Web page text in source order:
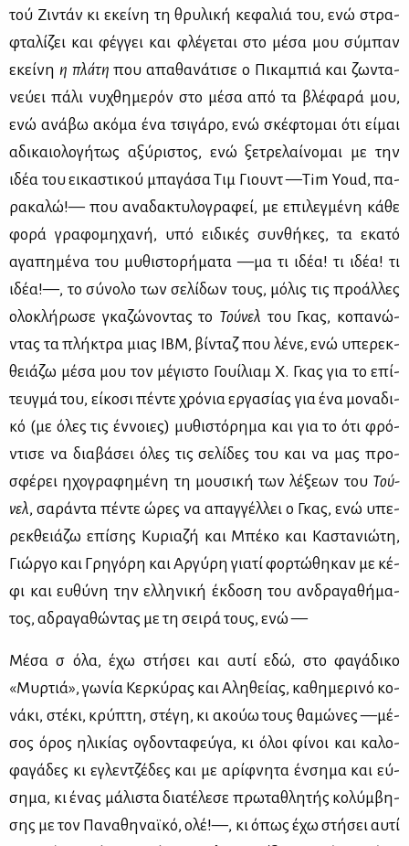
τού Ζι­ντάν κι εκεί­νη τη θρυ­λι­κή κε­φα­λιά του, ενώ στρα­
φτα­λί­ζει και φέγ­γει και φλέ­γε­ται στο μέ­σα μου σύ­μπαν
εκεί­νη η πλά­τη που απα­θα­νά­τι­σε ο Πι­κα­μπιά και ζω­ντα­
νεύ­ει πά­λι νυ­χθη­με­ρόν στο μέ­σα από τα βλέ­φα­ρά μου,
ενώ ανά­βω ακό­μα ένα τσι­γά­ρο, ενώ σκέ­φτο­μαι ότι εί­μαι
αδι­καιο­λο­γή­τως αξύ­ρι­στος, ενώ ξε­τρε­λαί­νο­μαι με την
ιδέα του ει­κα­στι­κού μπα­γά­σα Τιμ Γιουντ —Tim Youd, πα­
ρα­κα­λώ!— που ανα­δα­κτυ­λο­γρα­φεί, με επι­λεγ­μέ­νη κά­θε
φο­ρά γρα­φο­μη­χα­νή, υπό ει­δι­κές συν­θή­κες, τα εκα­τό
αγα­πη­μέ­να του μυ­θι­στο­ρή­μα­τα —μα τι ιδέα! τι ιδέα! τι
ιδέα!—, το σύ­νο­λο των σε­λί­δων τους, μό­λις τις προ­άλ­λες
ολο­κλή­ρω­σε γκα­ζώ­νο­ντας το Τού­νελ του Γκας, κο­πα­νώ­
ντας τα πλή­κτρα μιας IBM, βί­νταζ που λέ­νε, ενώ υπε­ρεκ­
θειά­ζω μέ­σα μου τον μέ­γι­στο Γουί­λιαμ Χ. Γκας για το επί­
τευγ­μά του, εί­κο­σι πέ­ντε χρό­νια ερ­γα­σί­ας για ένα μο­να­δι­
κό (με όλες τις έν­νοιες) μυ­θι­στό­ρη­μα και για το ότι φρό­
ντι­σε να δια­βά­σει όλες τις σε­λί­δες του και να μας προ­
σφέ­ρει ηχο­γρα­φη­μέ­νη τη μου­σι­κή των λέ­ξε­ων του Τού­
νελ, σα­ρά­ντα πέ­ντε ώρες να απαγ­γέλ­λει ο Γκας, ενώ υπε­
ρεκ­θειά­ζω επί­σης Κυ­ρια­ζή και Μπέ­κο και Κα­στα­νιώ­τη,
Γιώρ­γο και Γρη­γό­ρη και Αρ­γύ­ρη για­τί φορ­τώ­θη­καν με κέ­
φι και ευ­θύ­νη την ελ­λη­νι­κή έκ­δο­ση του αν­δρα­γα­θή­μα­
τος, αδρα­γα­θώ­ντας με τη σει­ρά τους, ενώ —
Μέ­σα σ᾽ όλα, έχω στή­σει και αυ­τί εδώ, στο φα­γά­δι­κο
«Μυρ­τιά», γω­νία Κερ­κύ­ρας και Αλη­θεί­ας, κα­θη­με­ρι­νό κο­
νά­κι, στέ­κι, κρύ­πτη, στέ­γη, κι ακούω τους θα­μώ­νες —μέ­
σος όρος ηλι­κί­ας ογδο­ντα­φεύ­γα, κι όλοι φί­νοι και κα­λο­
φα­γά­δες κι εγλεν­τζέ­δες και με αρίφ­νη­τα έν­ση­μα και εύ­
ση­μα, κι ένας μά­λι­στα δια­τέ­λε­σε πρω­τα­θλη­τής κο­λύμ­βη­
σης με τον Πα­να­θη­ναϊ­κό, ολέ!—, κι όπως έχω στή­σει αυ­τί